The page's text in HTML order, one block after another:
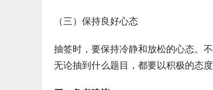
（三）保持良好心态
抽签时，要保持冷静和放松的心态。
无论抽到什么题目，都要以积极的态度